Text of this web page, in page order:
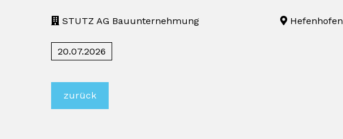
STUTZ AG Bauunternehmung Hefenhofen
20.07.2026
zurück